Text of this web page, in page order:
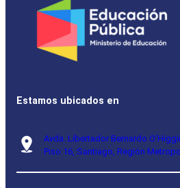
Estamos ubicados en
Avda. Libertador Bernardo
Piso 16, Santiago, Región